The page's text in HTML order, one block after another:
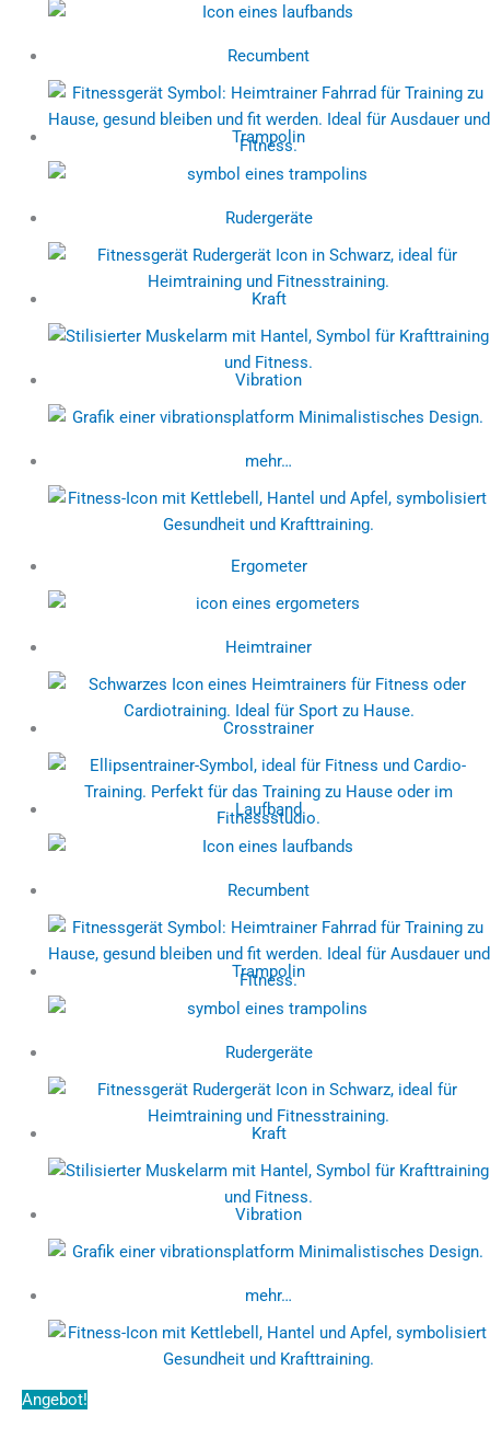
Recumbent
Trampolin
Rudergeräte
Kraft
Vibration
mehr…
Ergometer
Heimtrainer
Crosstrainer
Laufband
Recumbent
Trampolin
Rudergeräte
Kraft
Vibration
mehr…
Angebot!